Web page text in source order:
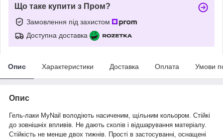
Що таке купити з Пром?
Замовлення під захистом
Доступна доставка
Опис Характеристики Доставка Оплата Умови
Опис
Гель-лаки MyNail володіють насиченим, щільним кольором. Стійкі
до зовнішніх впливів. Не дають сколів і відшарування матеріалу.
Стійкість не менше двох тижнів. Прості в застосуванні, оснащені